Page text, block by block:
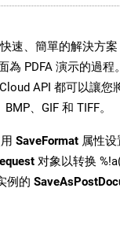
速、簡單的解決方
為 PDFA 演示的過程
API 都可以讓您
、GIF 和 TIFF。
SaveFormat 属性设
对象以转换
例的